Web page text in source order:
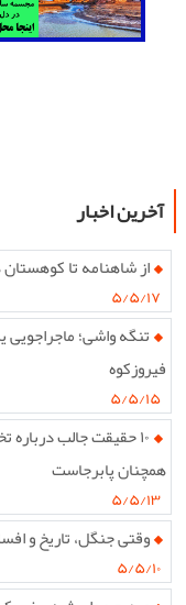
آخرین اخبار
از شاهنامه تا
۵/۵/۱۷
تنگه واشی؛
فیروزکوه
۵/۵/۱۵
همچنان پابرجاست
۵/۵/۱۳
وقتی جنگل، تاریخ و
۵/۵/۱۰